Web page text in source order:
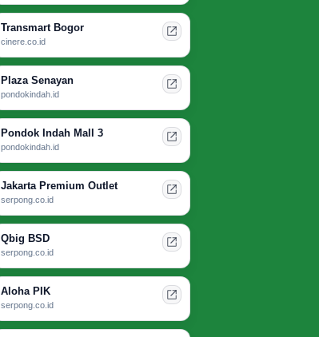
Transmart Bogor
cinere.co.id
Plaza Senayan
pondokindah.id
Pondok Indah Mall 3
pondokindah.id
Jakarta Premium Outlet
serpong.co.id
Qbig BSD
serpong.co.id
Aloha PIK
serpong.co.id